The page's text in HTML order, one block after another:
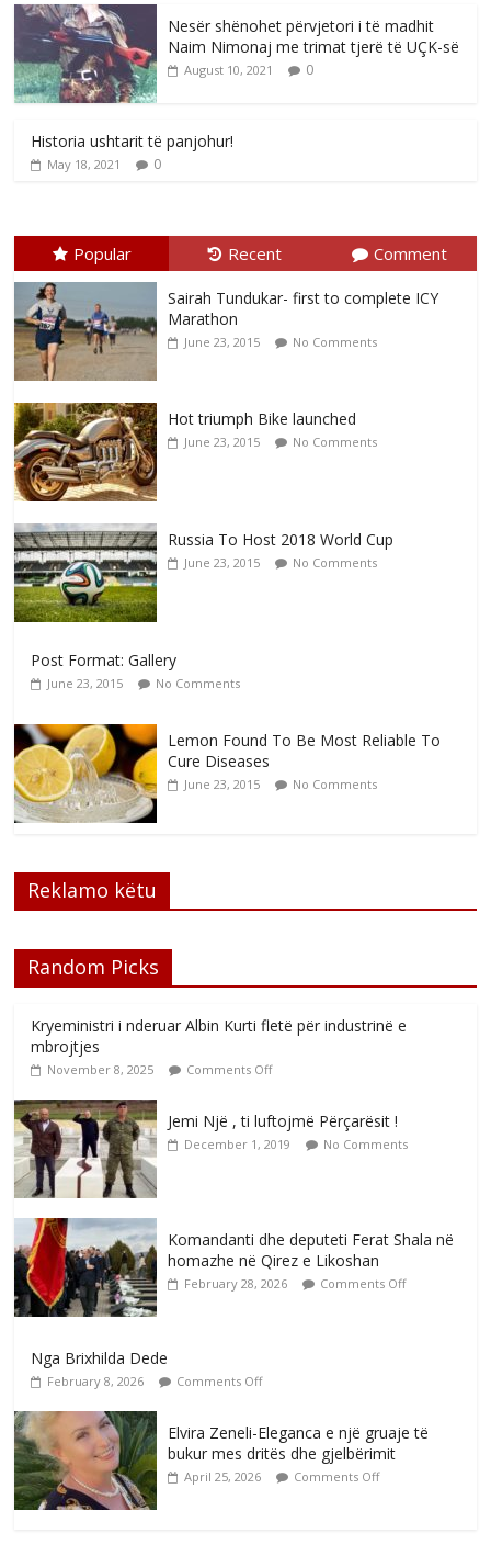
Nesër shënohet përvjetori i të madhit
Naim Nimonaj me trimat tjerë të UÇK-së
August 10, 2021 0
Historia ushtarit të panjohur!
May 18, 2021 0
Popular Recent Comment
Sairah Tundukar- first to complete ICY
Marathon
June 23, 2015 No Comments
Hot triumph Bike launched
June 23, 2015 No Comments
Russia To Host 2018 World Cup
June 23, 2015 No Comments
Post Format: Gallery
June 23, 2015 No Comments
Lemon Found To Be Most Reliable To
Cure Diseases
June 23, 2015 No Comments
Reklamo këtu
Random Picks
Kryeministri i nderuar Albin Kurti fletë për industrinë e
mbrojtjes
November 8, 2025 Comments Off
Jemi Një , ti luftojmë Përçarësit !
December 1, 2019 No Comments
Komandanti dhe deputeti Ferat Shala në
homazhe në Qirez e Likoshan
February 28, 2026 Comments Off
Nga Brixhilda Dede
February 8, 2026 Comments Off
Elvira Zeneli-Eleganca e një gruaje të
bukur mes dritës dhe gjelbërimit
April 25, 2026 Comments Off